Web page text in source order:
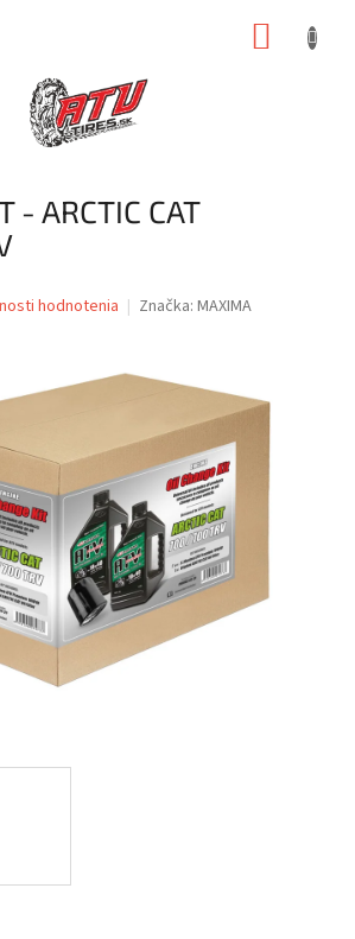
- ARCTIC CAT
hodnotenia Značka: MAXIMA